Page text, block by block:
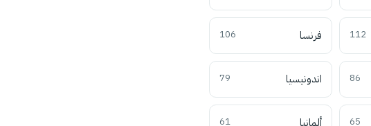
112 فرنسا 106
86 اندونيسيا 79
65 ألمانيا 61